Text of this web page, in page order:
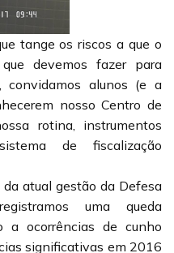
tange os riscos a que o
devemos fazer para
convidamos alunos (e a
nosso Centro de
rotina, instrumentos
de fiscalização
atual gestão da Defesa
uma queda
a ocorrências de cunho
significativas em 2016